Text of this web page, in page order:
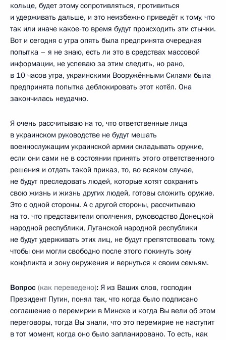
кольце, будет этому сопротивляться, противиться
и удерживать дальше, и это неизбежно приведёт к тому, что
так или иначе какое‑то время будут происходить эти стычки.
Вот и сегодня с утра опять была предпринята очередная
попытка – я не знаю, есть ли это в средствах массовой
информации, не успеваю за этим следить, но рано,
в 10 часов утра, украинскими Вооружёнными Силами была
предпринята попытка деблокировать этот котёл. Она
закончилась неудачно.
Я очень рассчитываю на то, что ответственные лица
в украинском руководстве не будут мешать
военнослужащим украинской армии складывать оружие,
если они сами не в состоянии принять этого ответственного
решения и отдать такой приказ, то, во всяком случае,
не будут преследовать людей, которые хотят сохранить
свою жизнь и жизнь других людей, готовы сложить оружие.
Это с одной стороны. А с другой стороны, рассчитываю
на то, что представители ополчения, руководство Донецкой
народной республики, Луганской народной республики
не будут удерживать этих лиц, не будут препятствовать тому,
чтобы они могли свободно после этого покинуть зону
конфликта и зону окружения и вернуться к своим семьям.
Вопрос (как переведено): Я из Ваших слов, господин
Президент Путин, понял так, что когда было подписано
соглашение о перемирии в Минске и когда Вы вели об этом
переговоры, тогда Вы знали, что это перемирие не наступит
в тот момент, когда оно было запланировано. То есть, как